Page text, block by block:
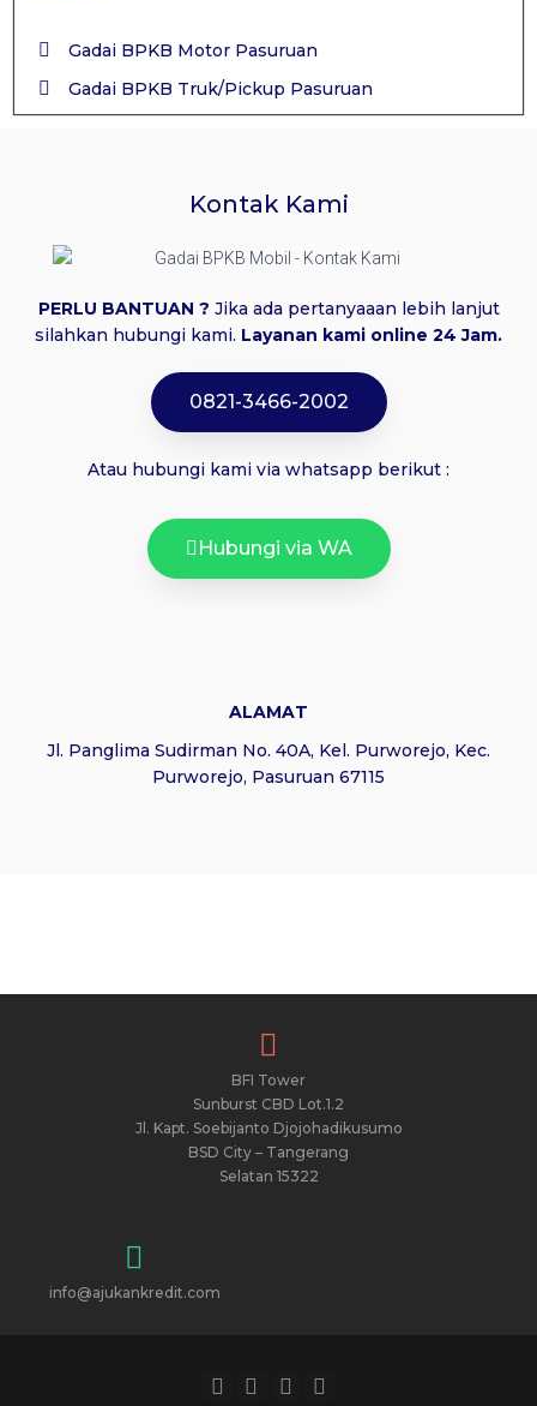
Gadai BPKB Motor Pasuruan
Gadai BPKB Truk/Pickup Pasuruan
Kontak Kami
PERLU BANTUAN ? Jika ada pertanyaaan lebih lanjut
silahkan hubungi kami. Layanan kami online 24 Jam.
0821-3466-2002
Atau hubungi kami via whatsapp berikut :
Hubungi via WA
ALAMAT
Jl. Panglima Sudirman No. 40A, Kel. Purworejo, Kec.
Purworejo, Pasuruan 67115
BFI Tower
Sunburst CBD Lot.1.2
Jl. Kapt. Soebijanto Djojohadikusumo
BSD City – Tangerang
Selatan 15322
info@ajukankredit.com